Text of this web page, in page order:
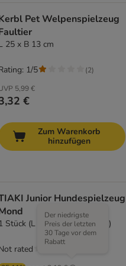
Pet Welpenspielzeug
25 x B 13 cm
5,99 €
€
1/5 (2)
Zum Warenkorb
hinzufügen
Junior Hundespielzeug
Stück (L 23 x B 14 x H 5 cm)
Der niedrigste
Preis der letzten
30 Tage vor dem
Rabatt
rated